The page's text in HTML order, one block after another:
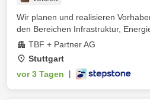
Wir planen und realisieren
den Bereichen Infrastruktur,
TBF + Partner AG
Stuttgart
vor 3 Tagen